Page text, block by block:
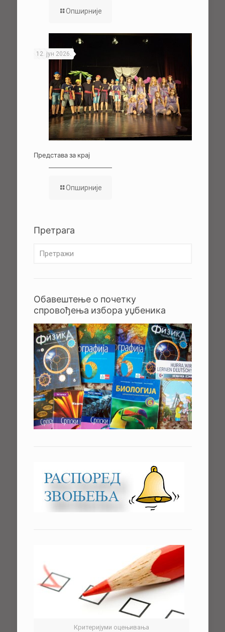
Опширније
12. јун 2026.
Представа за крај
Опширније
Претрага
Обавештење о почетку
спровођења избора уџбеника
Критеријуми оцењивања